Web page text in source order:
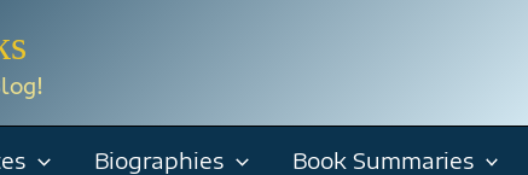
Biographies Book Summaries